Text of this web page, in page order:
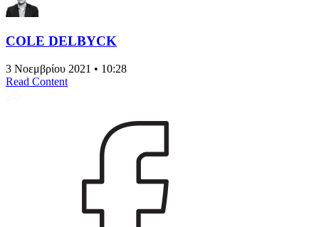
COLE DELBYCK
3 Νοεμβρίου 2021 • 10:28
Read Content